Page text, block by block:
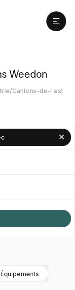
Weedon
Cantons-de-l'est
Équipements